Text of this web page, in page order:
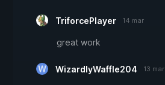
TriforcePlayer 14 mar
great work
WizardlyWaffle204 13 mar